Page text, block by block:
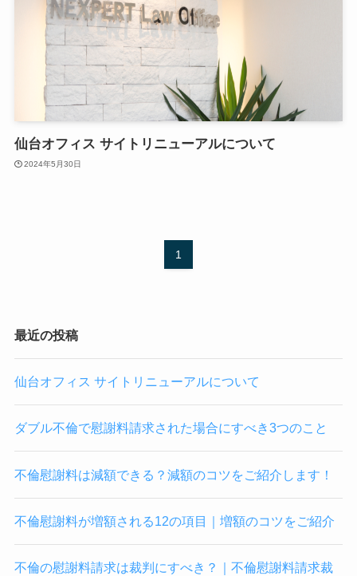
仙台オフィス サイトリニューアルについて
2024年5月30日
1
最近の投稿
仙台オフィス サイトリニューアルについて
ダブル不倫で慰謝料請求された場合にすべき3つのこと
不倫慰謝料は減額できる？減額のコツをご紹介します！
不倫慰謝料が増額される12の項目｜増額のコツをご紹介
不倫の慰謝料請求は裁判にすべき？｜不倫慰謝料請求裁